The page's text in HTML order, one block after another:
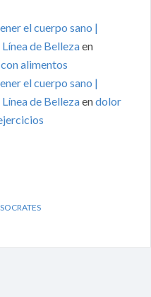
el cuerpo sano |
de Bellezaen
alimentos
el cuerpo sano |
de Bellezaendolor
SOCRATES